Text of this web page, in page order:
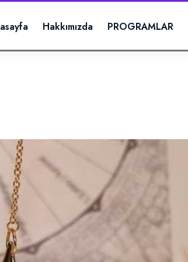
Hakkımızda PROGRAMLAR